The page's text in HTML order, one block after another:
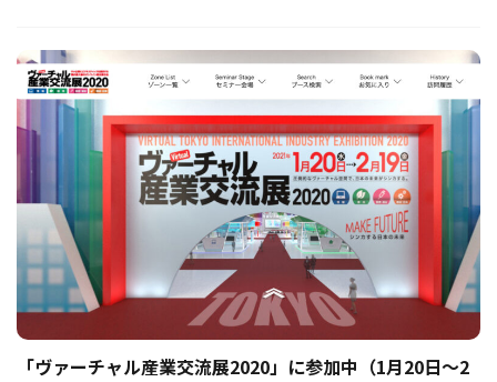
「ヴァーチャル産業交流展2020」に参加中（1月20日〜2